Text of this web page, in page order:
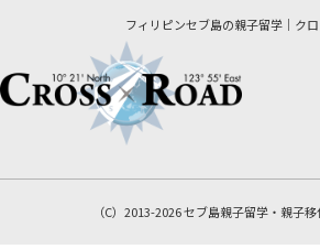
フィリピンセブ島の親子留学｜ク
（C）2013-2026 セブ島親子留学・親子